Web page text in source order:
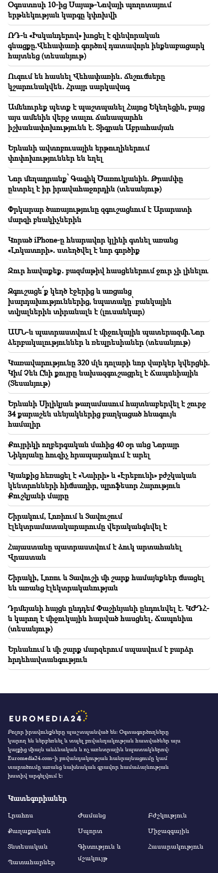
18:30
Տաթև համայնքի նախկին ղեկավար Մուրադ
Սիմոնյանից կբռնագանձվի 4 միլիոն 454 հազար
դրամ
Բելառուսին պակասում է ԽՍՀՄ-ի կառավարման
համակարգը. Լուկաշենկո
Մեկ ամսում՝ ավելի քան 400 հազար քմ ոչնչացված
պահեստ․ հարյուրավոր ձեռնարկատերեր են տուժել
17:09
Պատկերացնու՞մ եք՝ Հռոմի պապին տանեին
դատարան. Արթուր Խաչատրյան
17:01
Ինչպես բոլոր դիկտատորները, Փաշինյանը
փորձում է վերացնել եկեղեցին, երկրում առկա
բոլոր ինստիտուտները
16:59
Դատավորը հրաժարվեց Կաթողիկոսի և
եպիսկոպոսների «գործը» քննելուց
16:13
Սա ստորություն ու նվաստացման տեսարաններ են.
Աննա Մկրտչյան
16:11
Հայի ողնաշարը չե՛ն կոտրի․ Կաթողիկոսին չե՞ն
դատի
16:10
Հարց եմ ուղղում Նիկոլ Փաշինյանին և գլխավոր
դատախազին. քաղաքացի
16:00
ՈՒՂԻՂ․ Ամենայն հայոց կաթողիկոսը կանչվել է
դատարան. ապօրինի քրեական հետապնդման
շուրջ նոր զարգացումներ
Օգոստոսի 10-ից Սայաթ-Նովայի պողոտայում
երթևեկության կարգը կփոխվի
ՌԴ-ն «Իսկանդերով» խոցել է զինվորական
գնացքը.Վեհափառի գործով դատավորն ինքնաբացարկ
հայտնեց (տեսանյութ)
Ուզում են հասնել Վեհափառին․ ճնշումները
կշարունակվեն․ Հրայր սարկավագ
Ամենուրեք պետք է պաշտպանել Հայոց Եկեղեցին, բայց
այս ամենին վերջ տալու ճանապարհն
իշխանափոխությունն է. Տիգրան Աբրահամյան
Երևանի ավտոբուսային երթուղիներում
փոփոխություններ են եղել
Նոր մեղադրանք՝ Գագիկ Ծառուկյանին. Թրամփը
ընտրել է իր իրավահաջորդին (տեսանյութ)
Փրկարար ծառայությունը զգուշացնում է Արարատի
մարզի բնակիչներին
Կորած iPhone-ը հնարավոր կլինի գտնել առանց
«Լոկատորի»․ ստեղծվել է նոր գործիք
Ջուր հավաքեք․ բազմաթիվ հասցեներում ջուր չի լինելու
Զգուշացե՛ք կեղծ էջերից և առցանց
խարդախություններից, նպատակը՝ բանկային
տվյալներին տիրանալն է (լուսանկար)
ԱՄՆ-ն պատրաստվում է միջուկային պատերազմի.Նոր
ձերբակալություններ և ռեպրեսիաներ (տեսանյութ)
Կառավարությունը 320 մլն դոլարի նոր վարկեր կվերցնի.
Կիմ Չեն Ընի քույրը նախազգուշացրել է Ճապոնիային
(Տեսանյութ)
Երևանի Սիլիկյան թաղամասում հայտնաբերվել է շուրջ
34 քարաշեն սենյակներից բաղկացած հնագույն
համալիր
Քույրիկի ողբերգական մահից 40 օր անց Նորայր
Նիկոյանը հուզիչ հրապարակում է արել
Կյանքից հեռացել է «Նաիրի» և «Էրեբունի» բժշկական
կենտրոնների հիմնադիր, պրոֆեսոր Հարություն
Քուշկյանի մայրը
Շիրակում, Լոռիում և Տավուշում
էլեկտրամատակարարումը վերականգնվել է
Հայաստանը պատրաստվում է ձուկ արտահանել
Վրաստան
Շիրակի, Լոռու և Տավուշի մի շարք համայնքներ մնացել
են առանց էլեկտրականության
Դրմեյանի հայցն ընդդեմ Փաշինյանի ընդունվել է. ԿԺԴՀ-
ն կարող է միջուկային հարված հասցնել․ Ճապոնիա
(տեսանյութ)
Երևանում և մի շարք մարզերում սպասվում է բարձր
հրդեհավտանգություն
Բոլոր իրավունքները պաշտպանված են։ Օգտագործողները
կարող են ներբեռնել և տպել բովանդակության հատվածներ այս
կայքից միայն անձնական և ոչ առևտրային նպատակներով:
Euromedia24.com-ի բովանդակության հանրայնացումը կամ
տարածումը առանց նախնական գրավոր համաձայնության
խստիվ արգելվում է:
Կատեգորիաներ
Լրահոս
Քաղաքական
Տնտեսական
Պատահարներ
Ժամանց
Սպորտ
Գիտություն և
մշակույթ
Բժշկություն
Միջազգային
Հասարակություն